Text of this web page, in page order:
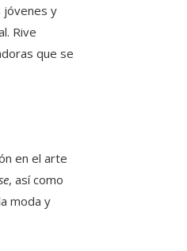
jóvenes y
Rive
que se
en el arte
, así como
moda y